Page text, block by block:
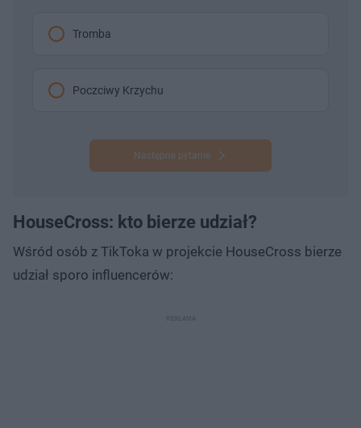
Tromba
Poczciwy Krzychu
Następne pytanie
HouseCross: kto bierze udział?
Wśród osób z TikToka w projekcie HouseCross bierze
udział sporo influencerów: